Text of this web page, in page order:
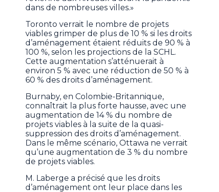
dans de nombreuses villes.»
Toronto verrait le nombre de projets
viables grimper de plus de 10 % si les droits
d’aménagement étaient réduits de 90 % à
100 %, selon les projections de la SCHL.
Cette augmentation s’atténuerait à
environ 5 % avec une réduction de 50 % à
60 % des droits d’aménagement.
Burnaby, en Colombie-Britannique,
connaîtrait la plus forte hausse, avec une
augmentation de 14 % du nombre de
projets viables à la suite de la quasi-
suppression des droits d’aménagement.
Dans le même scénario, Ottawa ne verrait
qu’une augmentation de 3 % du nombre
de projets viables.
M. Laberge a précisé que les droits
d’aménagement ont leur place dans les